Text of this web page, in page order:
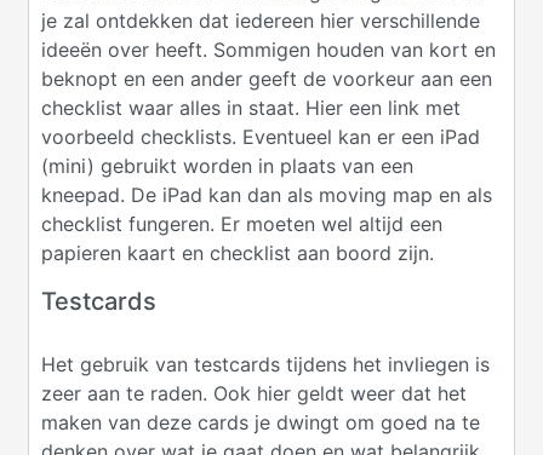
je zal ontdekken dat iedereen hier verschillende
ideeën over heeft. Sommigen houden van kort en
beknopt en een ander geeft de voorkeur aan een
checklist waar alles in staat. Hier een link met
voorbeeld checklists. Eventueel kan er een iPad
(mini) gebruikt worden in plaats van een
kneepad. De iPad kan dan als moving map en als
checklist fungeren. Er moeten wel altijd een
papieren kaart en checklist aan boord zijn.
Testcards
Het gebruik van testcards tijdens het invliegen is
zeer aan te raden. Ook hier geldt weer dat het
maken van deze cards je dwingt om goed na te